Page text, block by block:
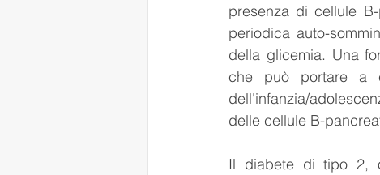
presenza di cellule
periodica auto-
della glicemia. Una
che può portare a
dell'infanzia/
delle cellule B-
Il diabete di tipo 2,